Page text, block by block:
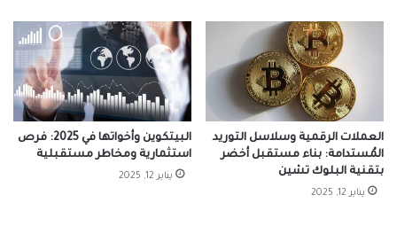
البيتكوين وأخواتها في 2025: فرص
استثمارية ومخاطر مستقبلية
يناير 12, 2025
العملات الرقمية وسلاسل التوريد
المُستدامة: بناء مستقبل أخضر
بتقنية البلوك تشين
يناير 12, 2025